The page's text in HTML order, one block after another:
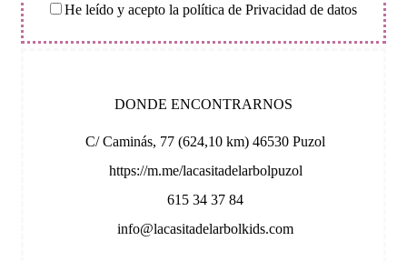
He leído y acepto la política de Privacidad de datos
DONDE ENCONTRARNOS
C/ Caminás, 77 (624,10 km) 46530 Puzol
https://m.me/lacasitadelarbolpuzol
615 34 37 84
info@lacasitadelarbolkids.com